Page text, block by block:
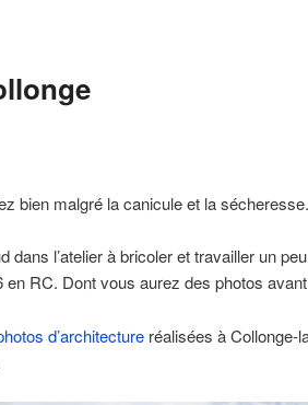
bien malgré la canicule et la sécheresse.
dans l’atelier à bricoler et travailler un
RC. Dont vous aurez des photos avant
d’architecture réalisées à Collonge-